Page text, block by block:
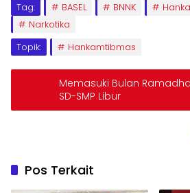
Tag: BASEL BNNK
Narkotika
Topik:
Hankamtibmas
Memasuki Bulan
SD-SMP Libur
Pos Terkait